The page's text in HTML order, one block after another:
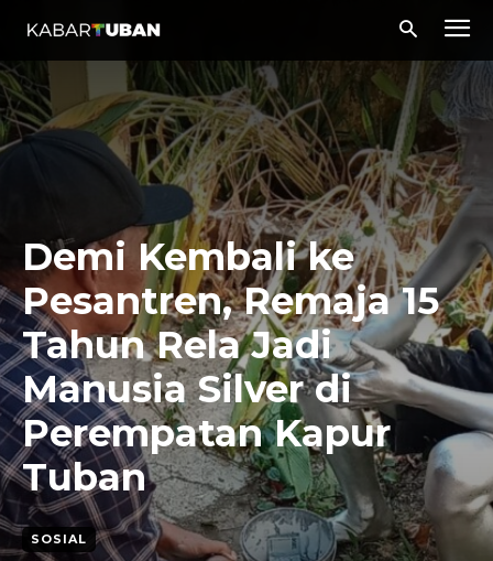
Demi Kembali ke
Pesantren, Remaja 15
Tahun Rela Jadi
Manusia Silver di
Perempatan Kapur
Tuban
SOSIAL